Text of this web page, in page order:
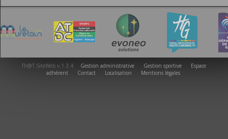
Πr@T.SiteWeb v.1.3.4 Gestion administrative Gestion sportive
Espace
adhérent
Contact Localisation Mentions légales